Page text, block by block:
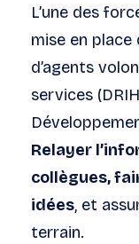
L’une des
mise en place
d’agents
services
Relayer
collègues,
idées, et
terrain.